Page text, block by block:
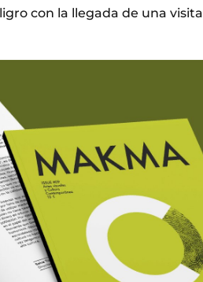
con la llegada de una visita